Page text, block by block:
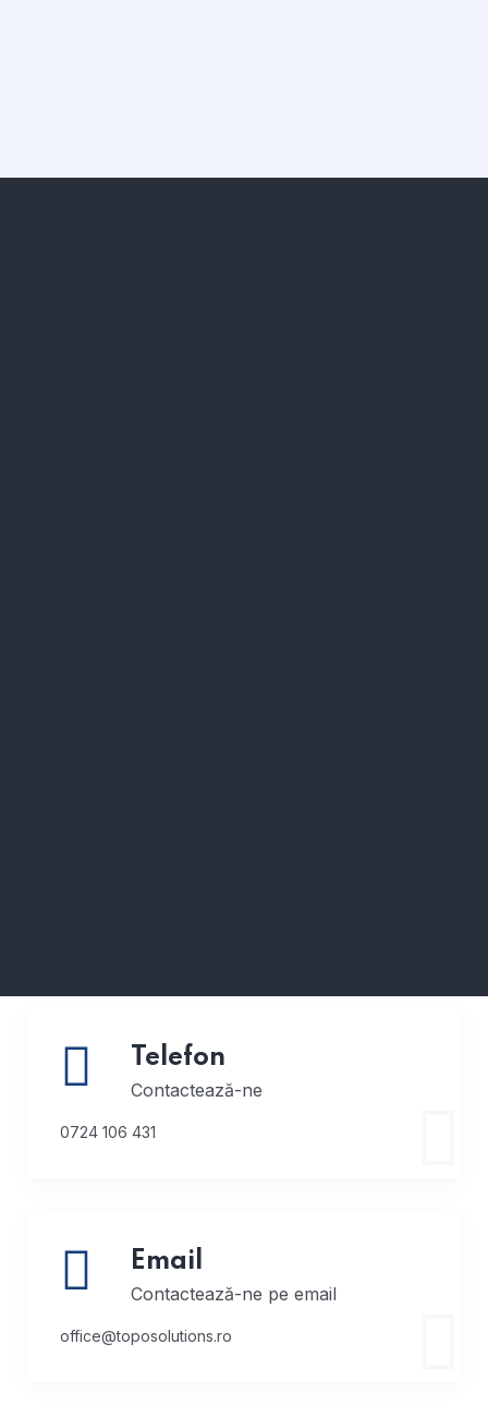
Telefon
Contactează-ne
0724 106 431
Email
Contactează-ne pe email
office@toposolutions.ro